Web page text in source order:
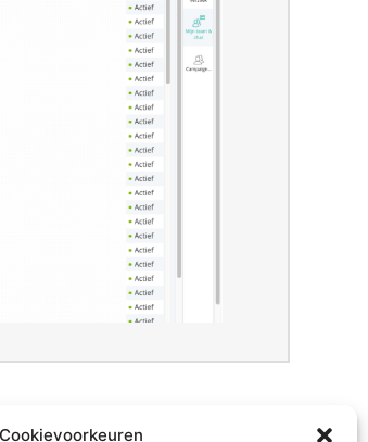
Cookievoorkeuren